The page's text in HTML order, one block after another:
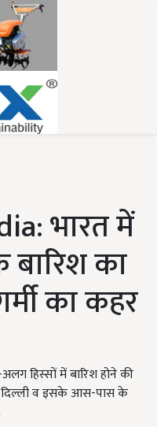
भारत में
का
का कहर
हिस्सों में बारिश होने की
दिल्ली व इसके आस-पास के